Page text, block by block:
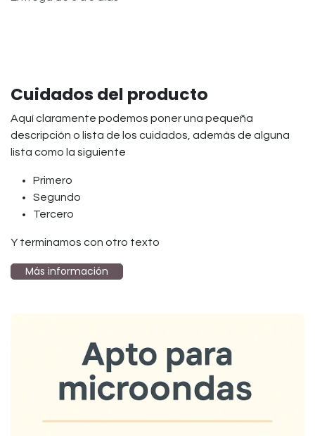
Cuidados del producto
Aquí claramente podemos poner una pequeña
descripción o lista de los cuidados, además de alguna
lista como la siguiente
Primero
Segundo
Tercero
Y terminamos con otro texto
Más información